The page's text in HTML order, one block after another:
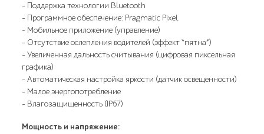
- Поддержка технологии Bluetooth
- Программное обеспечение: Pragmatic Pixel
- Мобильное приложение (управление)
- Отсутствие ослепления водителей (эффект “пятна”)
- Увеличенная дальность считывания (цифровая пиксельная
графика)
- Автоматическая настройка яркости (датчик освещенности)
- Малое энергопотребление
- Влагозащищенность (IP67)
Мощность и напряжение: